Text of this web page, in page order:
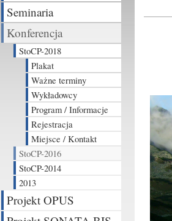
Seminaria
Konferencja
StoCP-2018
Plakat
Ważne terminy
Wykładowcy
Program / Informacje
Rejestracja
Miejsce / Kontakt
StoCP-2016
StoCP-2014
2013
Projekt OPUS